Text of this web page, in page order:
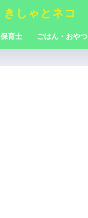
きしゃとネコ
保育士 ごはん・おやつ